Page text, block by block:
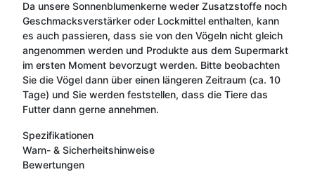
Da unsere Sonnenblumenkerne weder Zusatzstoffe noch
Geschmacksverstärker oder Lockmittel enthalten, kann
es auch passieren, dass sie von den Vögeln nicht gleich
angenommen werden und Produkte aus dem Supermarkt
im ersten Moment bevorzugt werden. Bitte beobachten
Sie die Vögel dann über einen längeren Zeitraum (ca. 10
Tage) und Sie werden feststellen, dass die Tiere das
Futter dann gerne annehmen.
Spezifikationen
Warn- & Sicherheitshinweise
Bewertungen